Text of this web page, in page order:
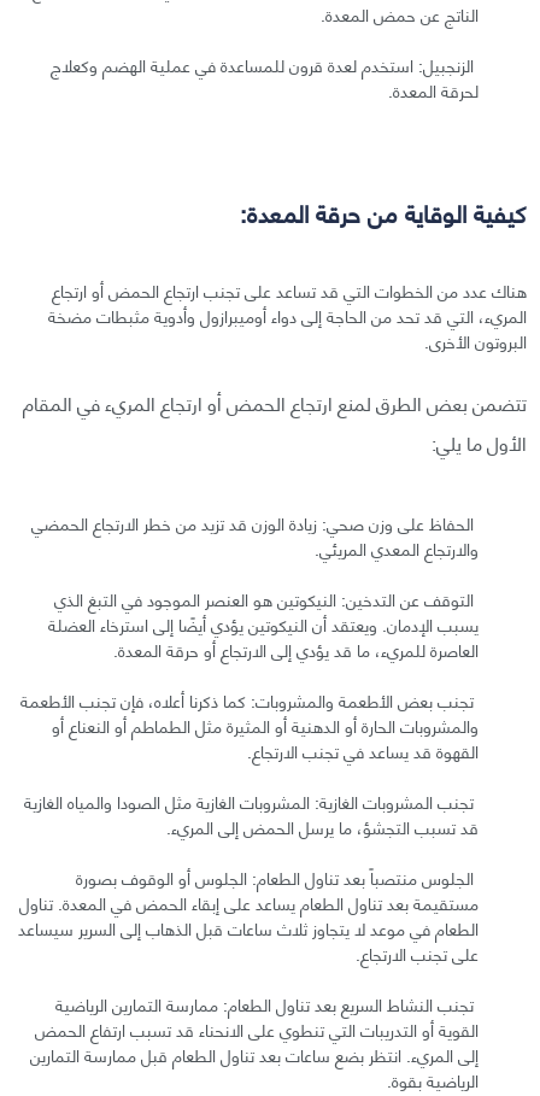
الناتج عن حمض المعدة.
الزنجبيل: استخدم لعدة قرون للمساعدة في عملية الهضم وكعلاج
لحرقة المعدة.
كيفية الوقاية من حرقة المعدة:
هناك عدد من الخطوات التي قد تساعد على تجنب ارتجاع الحمض أو ارتجاع
المريء، التي قد تحد من الحاجة إلى دواء أوميبرازول وأدوية مثبطات مضخة
البروتون الأخرى.
تتضمن بعض الطرق لمنع ارتجاع الحمض أو ارتجاع المريء في المقام
الأول ما يلي:
الحفاظ على وزن صحي: زيادة الوزن قد تزيد من خطر الارتجاع الحمضي
والارتجاع المعدي المريئي.
التوقف عن التدخين: النيكوتين هو العنصر الموجود في التبغ الذي
يسبب الإدمان. ويعتقد أن النيكوتين يؤدي أيضًا إلى استرخاء العضلة
العاصرة للمريء، ما قد يؤدي إلى الارتجاع أو حرقة المعدة.
تجنب بعض الأطعمة والمشروبات: كما ذكرنا أعلاه، فإن تجنب الأطعمة
والمشروبات الحارة أو الدهنية أو المثيرة مثل الطماطم أو النعناع أو
القهوة قد يساعد في تجنب الارتجاع.
تجنب المشروبات الغازية: المشروبات الغازية مثل الصودا والمياه الغازية
قد تسبب التجشؤ، ما يرسل الحمض إلى المريء.
الجلوس منتصباً بعد تناول الطعام: الجلوس أو الوقوف بصورة
مستقيمة بعد تناول الطعام يساعد على إبقاء الحمض في المعدة. تناول
الطعام في موعد لا يتجاوز ثلاث ساعات قبل الذهاب إلى السرير سيساعد
على تجنب الارتجاع.
تجنب النشاط السريع بعد تناول الطعام: ممارسة التمارين الرياضية
القوية أو التدريبات التي تنطوي على الانحناء قد تسبب ارتفاع الحمض
إلى المريء. انتظر بضع ساعات بعد تناول الطعام قبل ممارسة التمارين
الرياضية بقوة.